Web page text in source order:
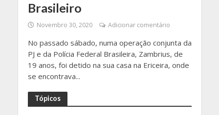
Brasileiro
Novembro 30, 2020 Adicionar comentário
No passado sábado, numa operação conjunta da
PJ e da Polícia Federal Brasileira, Zambrius, de
19 anos, foi detido na sua casa na Ericeira, onde
se encontrava...
Tópicos